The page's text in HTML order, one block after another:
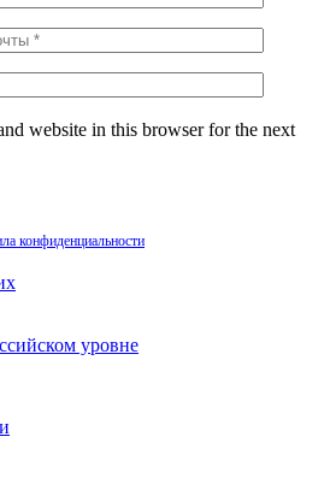
website in this browser for the next
конфиденциальности
уровне